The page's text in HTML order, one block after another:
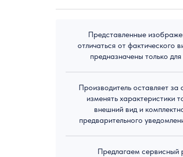
Представленные
отличаться от фактического
предназначены только
Производитель оставляет за
изменять характеристики
внешний вид и
предварительного
Предлагаем сервисный